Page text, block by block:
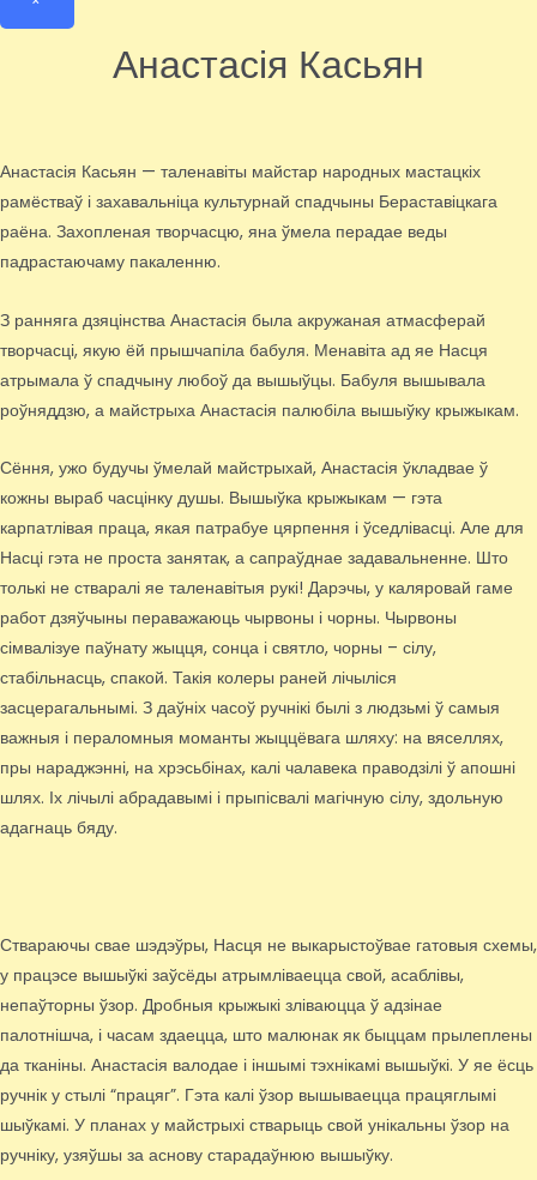
Анастасія Касьян
Анастасія Касьян — таленавіты майстар народных мастацкіх
рамёстваў і захавальніца культурнай спадчыны Бераставіцкага
раёна. Захопленая творчасцю, яна ўмела перадае веды
падрастаючаму пакаленню.
З ранняга дзяцінства Анастасія была акружаная атмасферай
творчасці, якую ёй прышчапіла бабуля. Менавіта ад яе Насця
атрымала ў спадчыну любоў да вышыўцы. Бабуля вышывала
роўняддзю, а майстрыха Анастасія палюбіла вышыўку крыжыкам.
Сёння, ужо будучы ўмелай майстрыхай, Анастасія ўкладвае ў
кожны выраб часцінку душы. Вышыўка крыжыкам — гэта
карпатлівая праца, якая патрабуе цярпення і ўседлівасці. Але для
Насці гэта не проста занятак, а сапраўднае задавальненне. Што
толькі не стваралі яе таленавітыя рукі! Дарэчы, у каляровай гаме
работ дзяўчыны пераважаюць чырвоны і чорны. Чырвоны
сімвалізуе паўнату жыцця, сонца і святло, чорны – сілу,
стабільнасць, спакой. Такія колеры раней лічыліся
засцерагальнымі. З даўніх часоў ручнікі былі з людзьмі ў самыя
важныя і пераломныя моманты жыццёвага шляху: на вяселлях,
пры нараджэнні, на хрэсьбінах, калі чалавека праводзілі ў апошні
шлях. Іх лічылі абрадавымі і прыпісвалі магічную сілу, здольную
адагнаць бяду.
Ствараючы свае шэдэўры, Насця не выкарыстоўвае гатовыя схемы,
у працэсе вышыўкі заўсёды атрымліваецца свой, асаблівы,
непаўторны ўзор. Дробныя крыжыкі зліваюцца ў адзінае
палотнішча, і часам здаецца, што малюнак як быццам прылеплены
да тканіны. Анастасія валодае і іншымі тэхнікамі вышыўкі. У яе ёсць
ручнік у стылі “працяг”. Гэта калі ўзор вышываецца працяглымі
шыўкамі. У планах у майстрыхі стварыць свой унікальны ўзор на
ручніку, узяўшы за аснову старадаўнюю вышыўку.